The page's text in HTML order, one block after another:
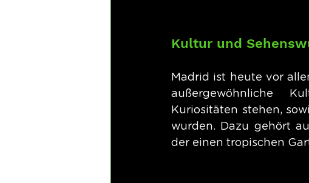
Kultur und
Madrid ist heute vor
außergewöhnliche
Kuriositäten stehen,
wurden. Dazu gehört
der einen tropischen